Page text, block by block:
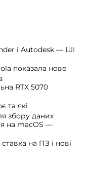
і Autodesk — ШІ
показала нове
RTX 5070
та які
збору даних
на macOS —
на ПЗ і нові